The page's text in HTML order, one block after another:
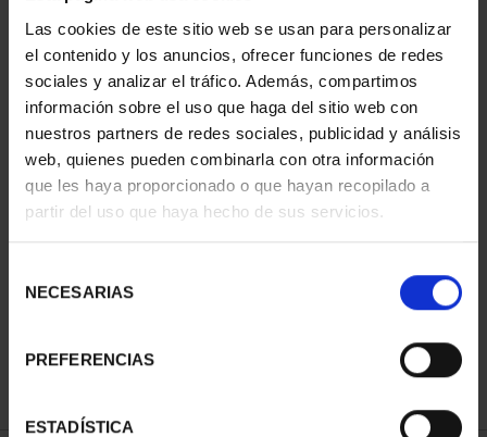
Las cookies de este sitio web se usan para personalizar
el contenido y los anuncios, ofrecer funciones de redes
sociales y analizar el tráfico. Además, compartimos
información sobre el uso que haga del sitio web con
nuestros partners de redes sociales, publicidad y análisis
web, quienes pueden combinarla con otra información
que les haya proporcionado o que hayan recopilado a
partir del uso que haya hecho de sus servicios.
NECESARIAS
PREFERENCIAS
ESTADÍSTICA
CARTERITA MONEDA 40
EUR 2022
64,00 €
CAMPEONES DEL
MUNDIAL FIFA 2026